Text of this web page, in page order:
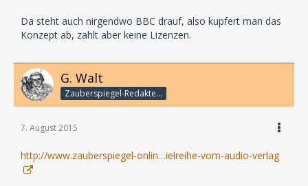
Da steht auch nirgendwo BBC drauf, also kupfert man das
Konzept ab, zahlt aber keine Lizenzen.
G. Walt
Zauberspiegel-Redakteur
7. August 2015
http://www.zauberspiegel-onlin…ielreihe-vom-audio-verlag